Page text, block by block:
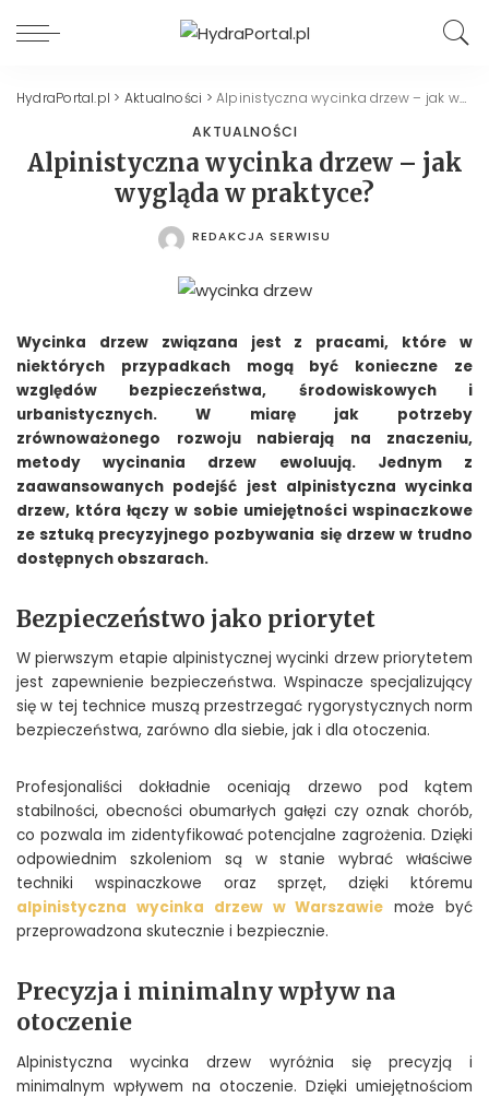
HydraPortal.pl > Aktualności >Alpinistyczna wycinka drzew – jak wygląda w praktyce?
AKTUALNOŚCI
Alpinistyczna wycinka drzew – jak
wygląda w praktyce?
POSTED
REDAKCJA SERWISU
Wycinka drzew związana jest z pracami, które w
niektórych przypadkach mogą być konieczne ze
względów bezpieczeństwa, środowiskowych i
urbanistycznych. W miarę jak potrzeby
zrównoważonego rozwoju nabierają na znaczeniu,
metody wycinania drzew ewoluują. Jednym z
zaawansowanych podejść jest alpinistyczna wycinka
drzew, która łączy w sobie umiejętności wspinaczkowe
ze sztuką precyzyjnego pozbywania się drzew w trudno
dostępnych obszarach.
Bezpieczeństwo jako priorytet
W pierwszym etapie alpinistycznej wycinki drzew priorytetem
jest zapewnienie bezpieczeństwa. Wspinacze specjalizujący
się w tej technice muszą przestrzegać rygorystycznych norm
bezpieczeństwa, zarówno dla siebie, jak i dla otoczenia.
Profesjonaliści dokładnie oceniają drzewo pod kątem
stabilności, obecności obumarłych gałęzi czy oznak chorób,
co pozwala im zidentyfikować potencjalne zagrożenia. Dzięki
odpowiednim szkoleniom są w stanie wybrać właściwe
techniki wspinaczkowe oraz sprzęt, dzięki któremu
alpinistyczna wycinka drzew w Warszawie może być
przeprowadzona skutecznie i bezpiecznie.
Precyzja i minimalny wpływ na
otoczenie
Alpinistyczna wycinka drzew wyróżnia się precyzją i
minimalnym wpływem na otoczenie. Dzięki umiejętnościom